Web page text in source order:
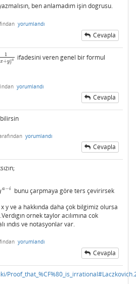
ben anlamadım işin dogrusu.
yorumlandı
Cevapla
1
x+y)a
(x+y)a ifadesini veren genel bir formul
yorumlandı
Cevapla
yorumlandı
Cevapla
a−i
bunu çarpmaya göre ters çevirirsek
y ve a hakkında daha çok bilgimiz olursa
ornek taylor acılımına cok
ındıs ve notasyonlar var.
yorumlandı
Cevapla